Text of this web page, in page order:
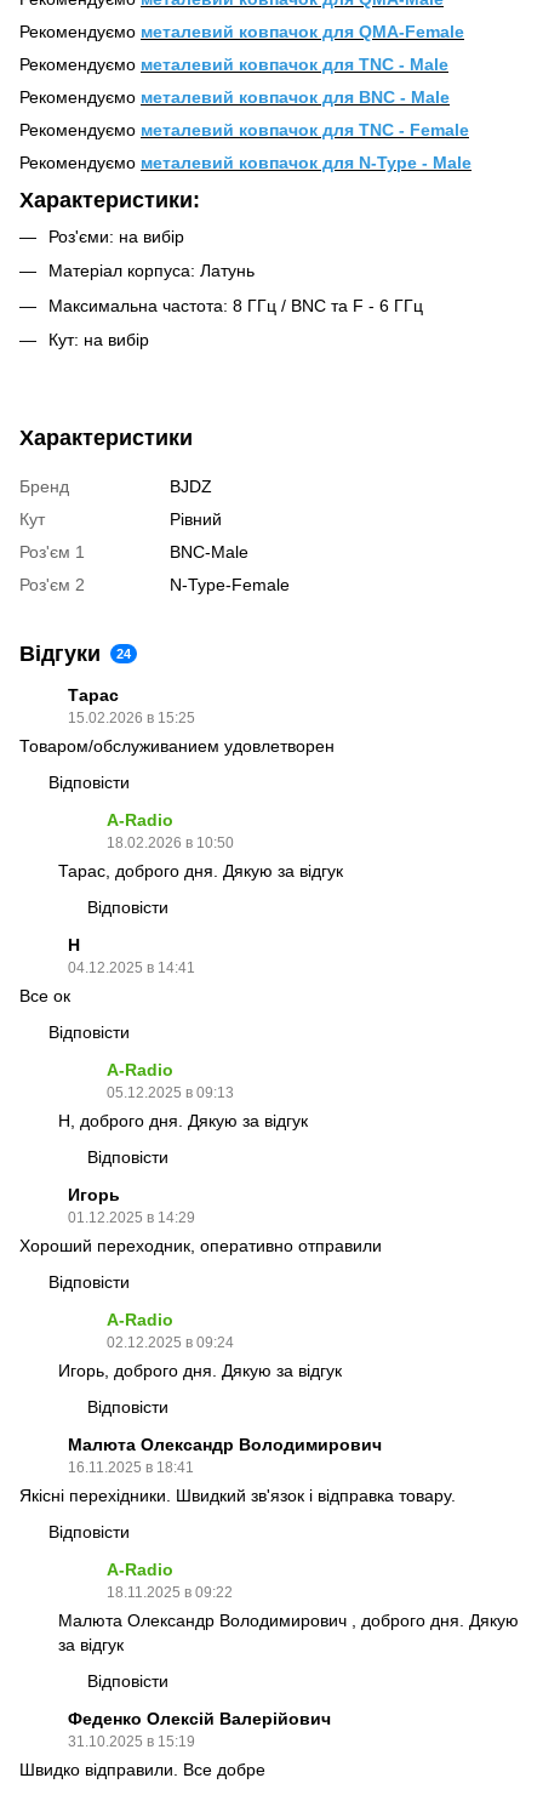
Рекомендуємо металевий ковпачок для QMA-Female
Рекомендуємо металевий ковпачок для TNC - Male
Рекомендуємо металевий ковпачок для BNC - Male
Рекомендуємо металевий ковпачок для TNC - Female
Рекомендуємо металевий ковпачок для N-Type - Male
Характеристики:
Роз'єми: на вибір
Матеріал корпуса: Латунь
Максимальна частота: 8 ГГц / BNC та F - 6 ГГц
Кут: на вибір
Характеристики
Бренд
BJDZ
Кут
Рівний
Роз'єм 1
BNC-Male
Роз'єм 2
N-Type-Female
Відгуки 24
Тарас
15.02.2026 в 15:25
Товаром/обслуживанием удовлетворен
Відповісти
A-Radio
18.02.2026 в 10:50
Тарас, доброго дня. Дякую за відгук
Відповісти
H
04.12.2025 в 14:41
Все ок
Відповісти
A-Radio
05.12.2025 в 09:13
H, доброго дня. Дякую за відгук
Відповісти
Игорь
01.12.2025 в 14:29
Хороший переходник, оперативно отправили
Відповісти
A-Radio
02.12.2025 в 09:24
Игорь, доброго дня. Дякую за відгук
Відповісти
Малюта Олександр Володимирович
16.11.2025 в 18:41
Якісні перехідники. Швидкий зв'язок і відправка товару.
Відповісти
A-Radio
18.11.2025 в 09:22
Малюта Олександр Володимирович , доброго дня. Дякую
за відгук
Відповісти
Феденко Олексій Валерійович
31.10.2025 в 15:19
Швидко відправили. Все добре